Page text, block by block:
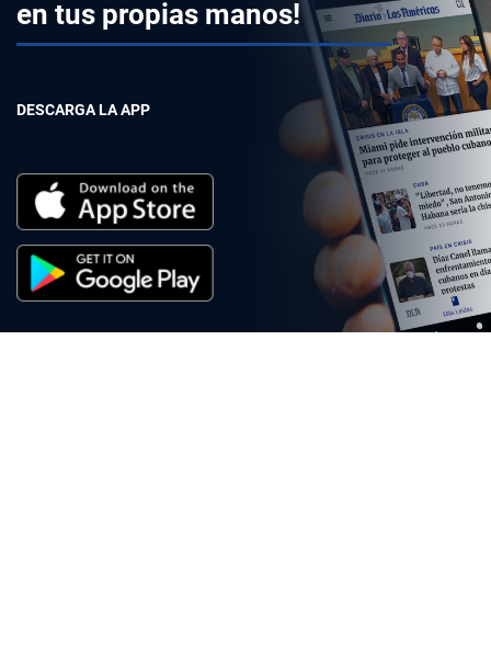
en tus propias manos!
DESCARGA LA APP